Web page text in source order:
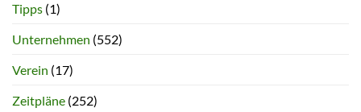
Tipps (1)
Unternehmen (552)
Verein (17)
Zeitpläne (252)